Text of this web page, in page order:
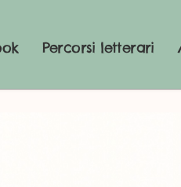
Percorsi letterari